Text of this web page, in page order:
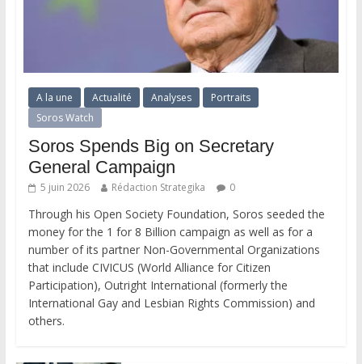
A la une Actualité Analyses
Portraits
Soros Watch
Soros Spends Big on Secretary
General Campaign
5 juin 2026 Rédaction Strategika 0
Through his Open Society Foundation, Soros seeded the
money for the 1 for 8 Billion campaign as well as for a
number of its partner Non-Governmental Organizations
that include CIVICUS (World Alliance for Citizen
Participation), Outright International (formerly the
International Gay and Lesbian Rights Commission) and
others.